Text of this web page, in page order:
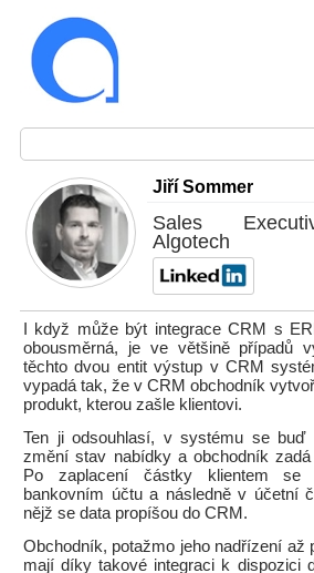
Jiří Sommer
Sales
Algotech
I když může být integrace CRM s
obousměrná, je ve většině případů
těchto dvou entit výstup v CRM
vypadá tak, že v CRM obchodník
produkt, kterou zašle klientovi.
Ten ji odsouhlasí, v systému se buď
změní stav nabídky a obchodník
Po zaplacení částky klientem se
bankovním účtu a následně v účetní
nějž se data propíšou do CRM.
Obchodník, potažmo jeho nadřízení až
mají díky takové integraci k dispozici